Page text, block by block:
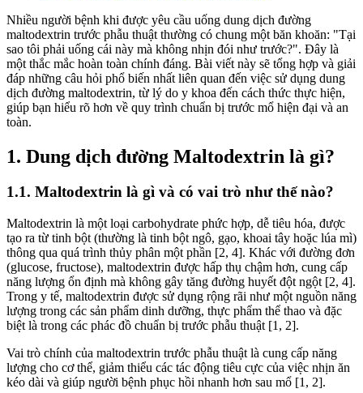
Nhiều người bệnh khi được yêu cầu uống dung dịch đường
maltodextrin trước phẫu thuật thường có chung một băn khoăn: "Tại
sao tôi phải uống cái này mà không nhịn đói như trước?". Đây là
một thắc mắc hoàn toàn chính đáng. Bài viết này sẽ tổng hợp và giải
đáp những câu hỏi phổ biến nhất liên quan đến việc sử dụng dung
dịch đường maltodextrin, từ lý do y khoa đến cách thức thực hiện,
giúp bạn hiểu rõ hơn về quy trình chuẩn bị trước mổ hiện đại và an
toàn.
1. Dung dịch đường Maltodextrin là gì?
1.1. Maltodextrin là gì và có vai trò như thế nào?
Maltodextrin là một loại carbohydrate phức hợp, dễ tiêu hóa, được
tạo ra từ tinh bột (thường là tinh bột ngô, gạo, khoai tây hoặc lúa mì)
thông qua quá trình thủy phân một phần [2, 4]. Khác với đường đơn
(glucose, fructose), maltodextrin được hấp thụ chậm hơn, cung cấp
năng lượng ổn định mà không gây tăng đường huyết đột ngột [2, 4].
Trong y tế, maltodextrin được sử dụng rộng rãi như một nguồn năng
lượng trong các sản phẩm dinh dưỡng, thực phẩm thể thao và đặc
biệt là trong các phác đồ chuẩn bị trước phẫu thuật [1, 2].
Vai trò chính của maltodextrin trước phẫu thuật là cung cấp năng
lượng cho cơ thể, giảm thiểu các tác động tiêu cực của việc nhịn ăn
kéo dài và giúp người bệnh phục hồi nhanh hơn sau mổ [1, 2].